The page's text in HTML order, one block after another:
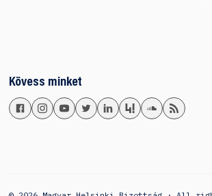
Kövess minket